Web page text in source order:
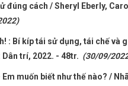
đúng cách / Sheryl Eberly,
: Bí kíp tái sử dụng, tái chế
Dân trí, 2022. - 48tr. (30/09/
muốn biết như thế nào? /